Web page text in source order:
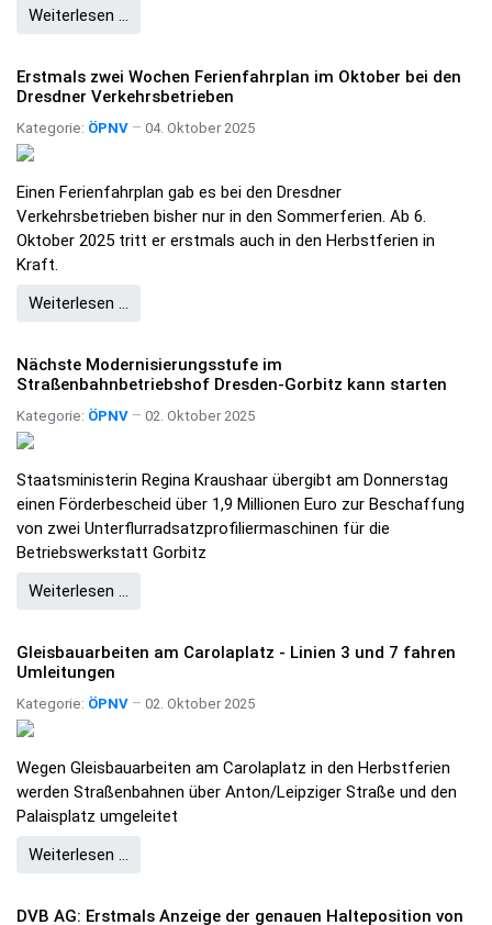
Weiterlesen …
Erstmals zwei Wochen Ferienfahrplan im Oktober bei den
Dresdner Verkehrsbetrieben
Kategorie: ÖPNV 04. Oktober 2025
Einen Ferienfahrplan gab es bei den Dresdner
Verkehrsbetrieben bisher nur in den Sommerferien. Ab 6.
Oktober 2025 tritt er erstmals auch in den Herbstferien in
Kraft.
Weiterlesen …
Nächste Modernisierungsstufe im
Straßenbahnbetriebshof Dresden-Gorbitz kann starten
Kategorie: ÖPNV 02. Oktober 2025
Staatsministerin Regina Kraushaar übergibt am Donnerstag
einen Förderbescheid über 1,9 Millionen Euro zur Beschaffung
von zwei Unterflurradsatzprofiliermaschinen für die
Betriebswerkstatt Gorbitz
Weiterlesen …
Gleisbauarbeiten am Carolaplatz - Linien 3 und 7 fahren
Umleitungen
Kategorie: ÖPNV 02. Oktober 2025
Wegen Gleisbauarbeiten am Carolaplatz in den Herbstferien
werden Straßenbahnen über Anton/Leipziger Straße und den
Palaisplatz umgeleitet
Weiterlesen …
DVB AG: Erstmals Anzeige der genauen Halteposition von